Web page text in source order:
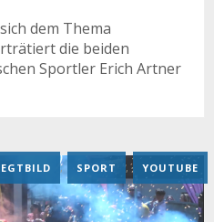
dem Thema
die beiden
Sportler Erich Artner
, SPORT , YOUTUBE